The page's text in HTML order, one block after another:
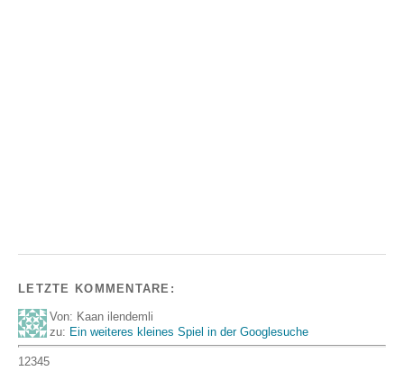
LETZTE KOMMENTARE:
Von: Kaan ilendemli
zu: Ein weiteres kleines Spiel in der Googlesuche
12345